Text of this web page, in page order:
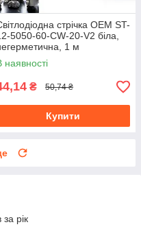
стрічка OEM ST-
5050-60-CW-20-V2 біла,
1 м
наявності
₴ 50,74 ₴
Купити
рік